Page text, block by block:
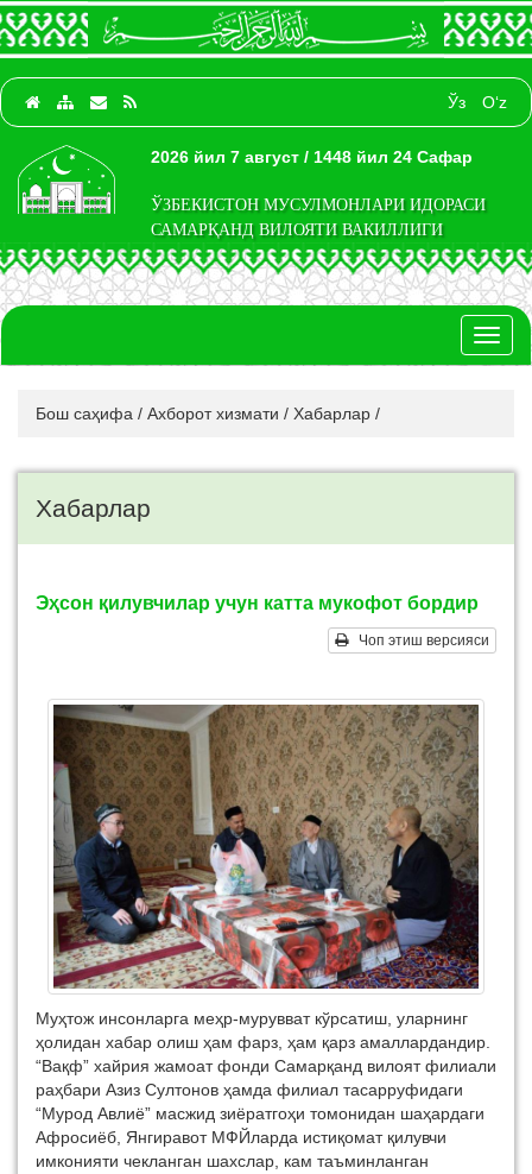
Ўз O‘z
2026 йил 7 август / 1448 йил 24 Сафар
ЎЗБЕКИСТОН МУСУЛМОНЛАРИ ИДОРАСИ
САМАРҚАНД ВИЛОЯТИ ВАКИЛЛИГИ
Бош саҳифа / Ахборот хизмати / Хабарлар /
Хабарлар
Эҳсон қилувчилар учун катта мукофот бордир
Чоп этиш версияси
Муҳтож инсонларга меҳр-мурувват кўрсатиш, уларнинг
ҳолидан хабар олиш ҳам фарз, ҳам қарз амаллардандир.
“Вақф” хайрия жамоат фонди Самарқанд вилоят филиали
раҳбари Азиз Султонов ҳамда филиал тасарруфидаги
“Мурод Авлиё” масжид зиёратгоҳи томонидан шаҳардаги
Афросиёб, Янгиравот МФЙларда истиқомат қилувчи
имконияти чекланган шахслар, кам таъминланган